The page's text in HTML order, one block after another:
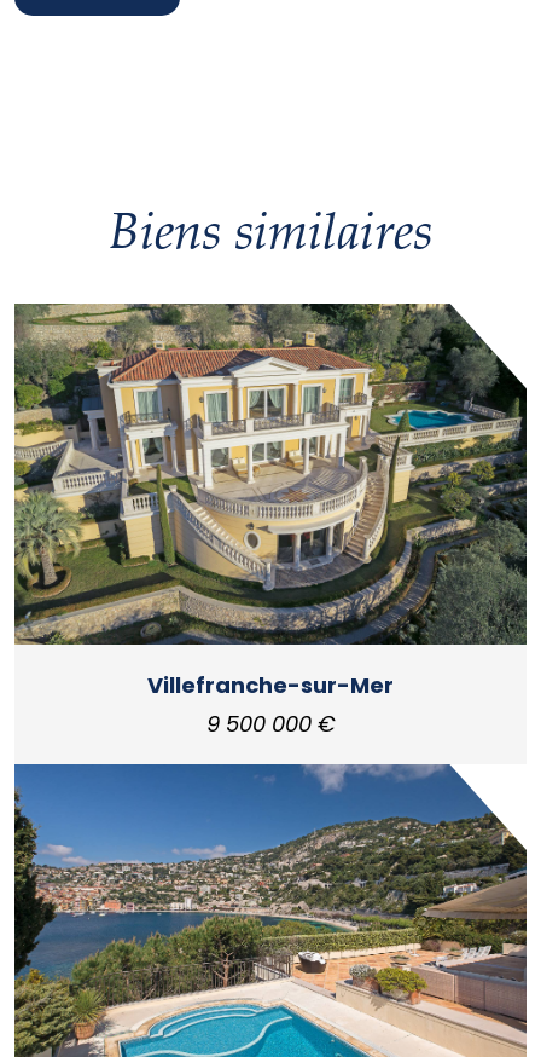
Biens similaires
Villefranche-sur-Mer
9 500 000 €